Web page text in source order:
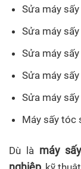
Sửa máy
Sửa máy
Sửa máy
Sửa máy
Sửa máy
Máy sấy tóc
Dù là máy